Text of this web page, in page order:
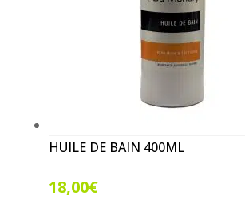
HUILE DE BAIN 400ML
18,00€